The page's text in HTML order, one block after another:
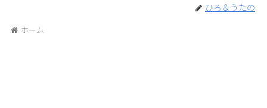
ひろ＆うたの
ホーム